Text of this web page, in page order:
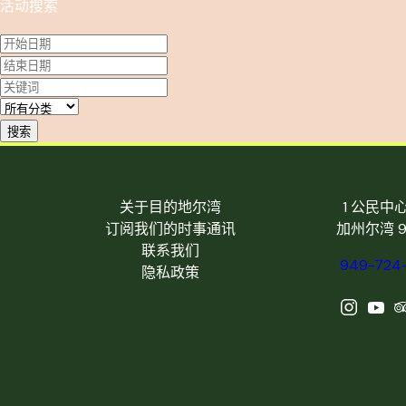
活动搜索
搜索
关于目的地尔湾
订阅我们的时事通讯
联系我们
隐私政策
1 公民中
加州尔湾
949-